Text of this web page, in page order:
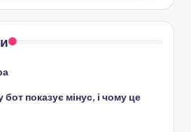
показує мінус, і чому це